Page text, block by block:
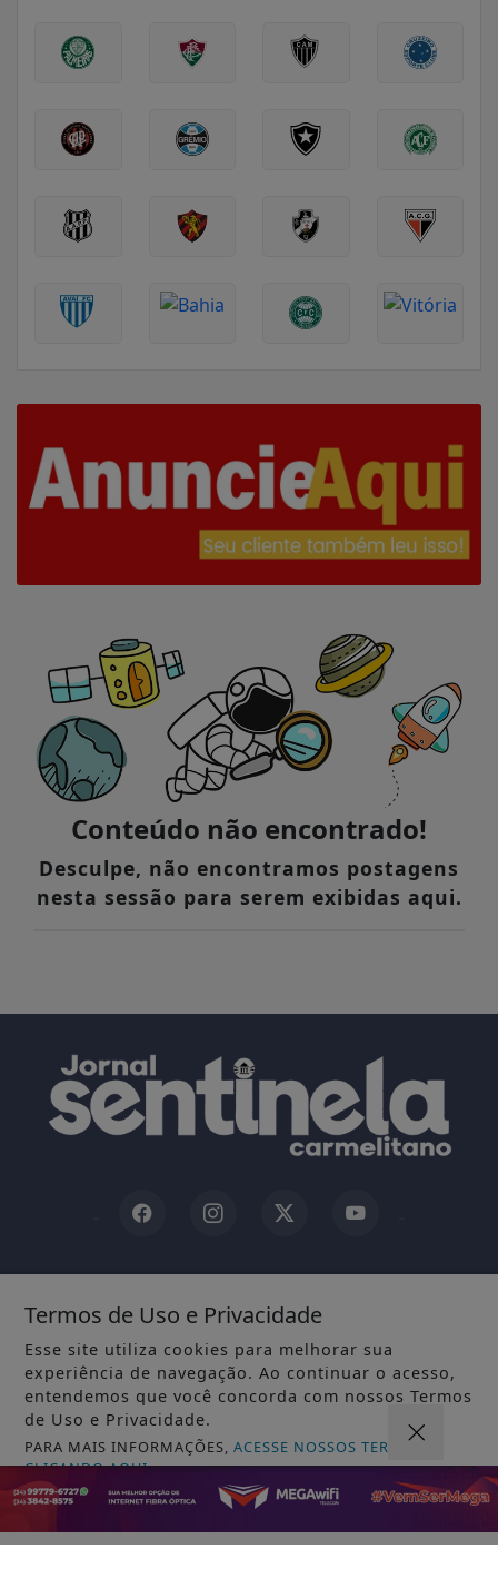
Conteúdo não encontrado!
Desculpe, não encontramos postagens
nesta sessão para serem exibidas aqui.
JORNAL SENTINELA CARMELITANO - TODOS OS DIREITOS
RESERVADOS
Termos de Uso e Privacidade
Esse site utiliza cookies para melhorar sua
experiência de navegação. Ao continuar o acesso,
entendemos que você concorda com nossos Termos
de Uso e Privacidade.
PARA MAIS INFORMAÇÕES,ACESSE NOSSOS TERMOS
CLICANDO AQUI
PROSSEGUIR